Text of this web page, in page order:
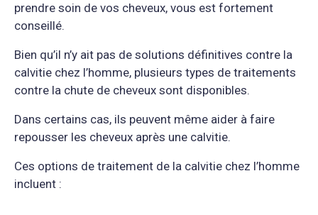
prendre soin de vos cheveux, vous est fortement
conseillé.
Bien qu’il n’y ait pas de solutions définitives contre la
calvitie chez l’homme, plusieurs types de traitements
contre la chute de cheveux sont disponibles.
Dans certains cas, ils peuvent même aider à faire
repousser les cheveux après une calvitie.
Ces options de traitement de la calvitie chez l’homme
incluent :